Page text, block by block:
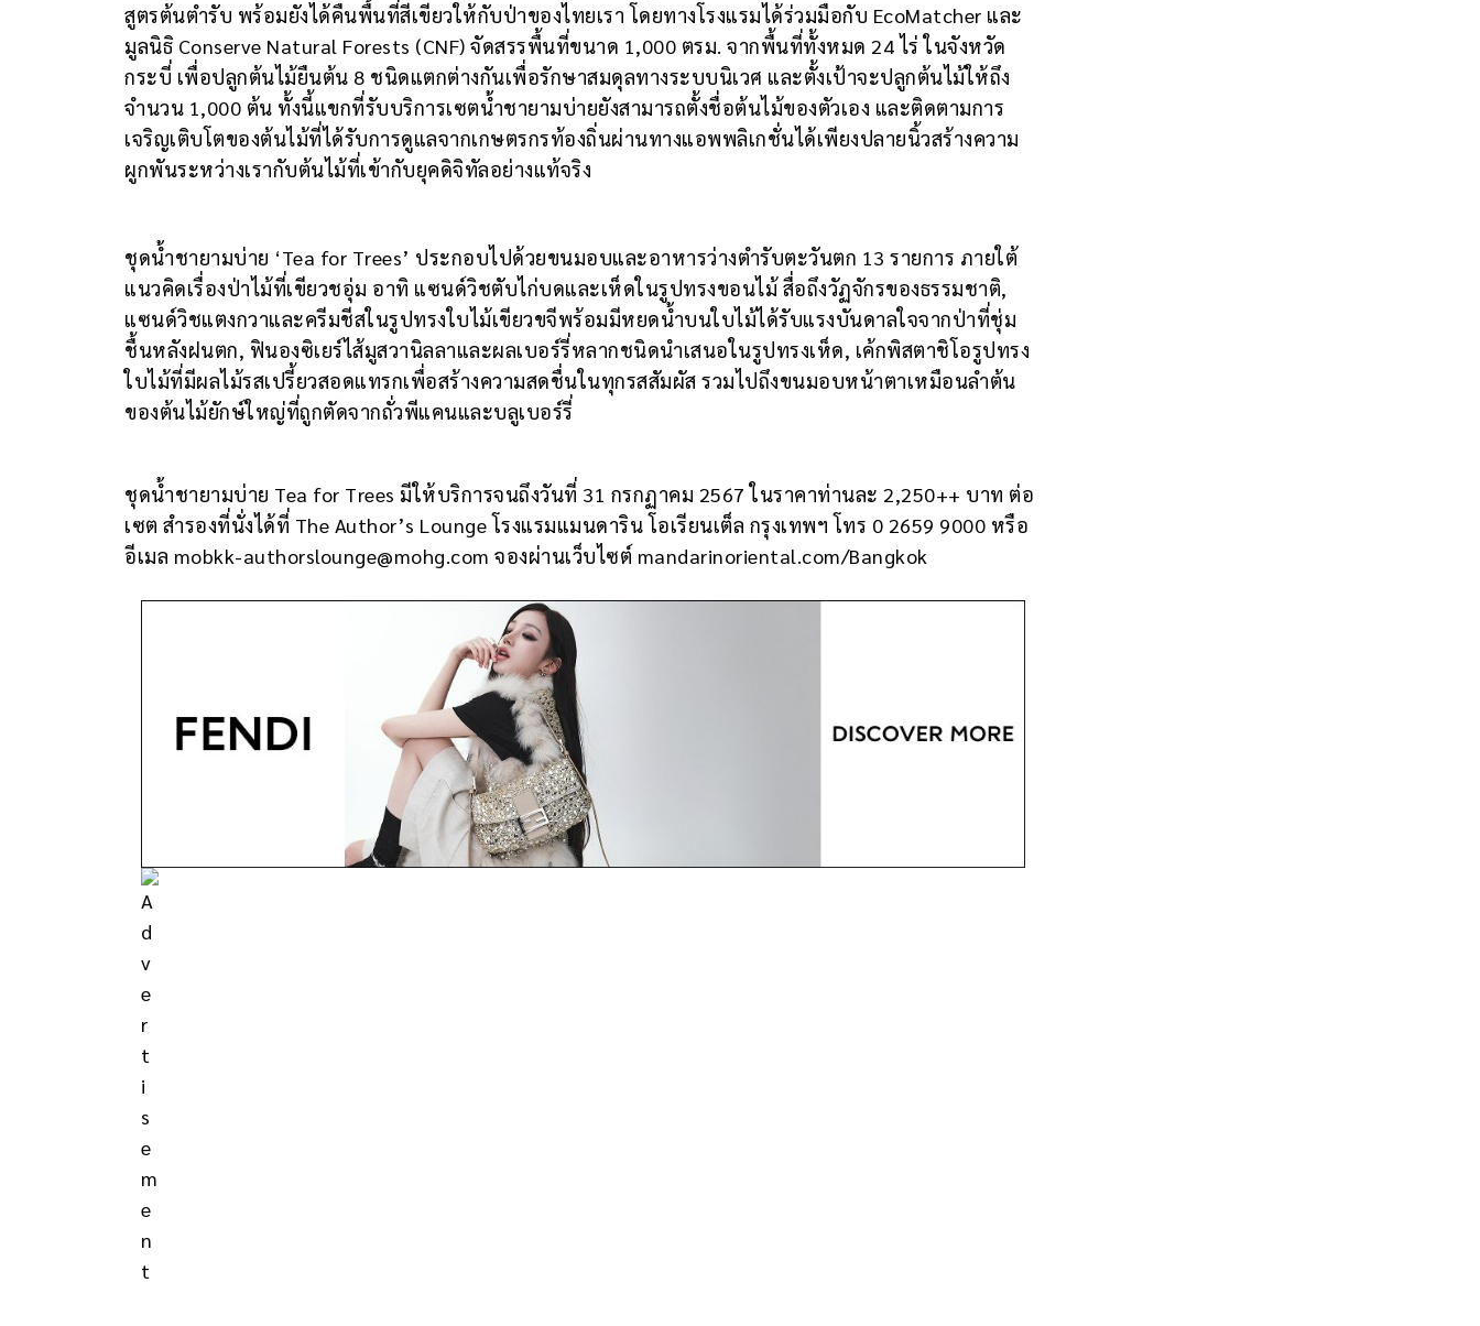
สูตรต้นตำรับ พร้อมยังได้คืนพื้นที่สีเขียวให้กับป่าของไทยเรา โดยทางโรงแรมได้ร่วมมือกับ EcoMatcher และ
มูลนิธิ Conserve Natural Forests (CNF) จัดสรรพื้นที่ขนาด 1,000 ตรม. จากพื้นที่ทั้งหมด 24 ไร่ ในจังหวัด
กระบี่ เพื่อปลูกต้นไม้ยืนต้น 8 ชนิดแตกต่างกันเพื่อรักษาสมดุลทางระบบนิเวศ และตั้งเป้าจะปลูกต้นไม้ให้ถึง
จำนวน 1,000 ต้น ทั้งนี้แขกที่รับบริการเซตน้ำชายามบ่ายยังสามารถตั้งชื่อต้นไม้ของตัวเอง และติดตามการ
เจริญเติบโตของต้นไม้ที่ได้รับการดูแลจากเกษตรกรท้องถิ่นผ่านทางแอพพลิเกชั่นได้เพียงปลายนิ้วสร้างความ
ผูกพันระหว่างเรากับต้นไม้ที่เข้ากับยุคดิจิทัลอย่างแท้จริง
ชุดน้ำชายามบ่าย ‘Tea for Trees’ ประกอบไปด้วยขนมอบและอาหารว่างตำรับตะวันตก 13 รายการ ภายใต้
แนวคิดเรื่องป่าไม้ที่เขียวชอุ่ม อาทิ แซนด์วิชตับไก่บดและเห็ดในรูปทรงขอนไม้ สื่อถึงวัฏจักรของธรรมชาติ,
แซนด์วิชแตงกวาและครีมชีสในรูปทรงใบไม้เขียวขจีพร้อมมีหยดน้ำบนใบไม้ได้รับแรงบันดาลใจจากป่าที่ชุ่ม
ชื้นหลังฝนตก, ฟินองซิเยร์ไส้มูสวานิลลาและผลเบอร์รี่หลากชนิดนำเสนอในรูปทรงเห็ด, เค้กพิสตาชิโอรูปทรง
ใบไม้ที่มีผลไม้รสเปรี้ยวสอดแทรกเพื่อสร้างความสดชื่นในทุกรสสัมผัส รวมไปถึงขนมอบหน้าตาเหมือนลำต้น
ของต้นไม้ยักษ์ใหญ่ที่ถูกตัดจากถั่วพีแคนและบลูเบอร์รี่
ชุดน้ำชายามบ่าย Tea for Trees มีให้บริการจนถึงวันที่ 31 กรกฏาคม 2567 ในราคาท่านละ 2,250++ บาท ต่อ
เซต สำรองที่นั่งได้ที่ The Author’s Lounge โรงแรมแมนดาริน โอเรียนเต็ล กรุงเทพฯ โทร 0 2659 9000 หรือ
อีเมล mobkk-authorslounge@mohg.com จองผ่านเว็บไซต์ mandarinoriental.com/Bangkok